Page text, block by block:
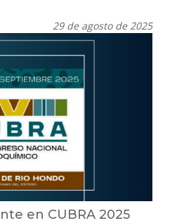
29 de agosto de 2025
en CUBRA 2025